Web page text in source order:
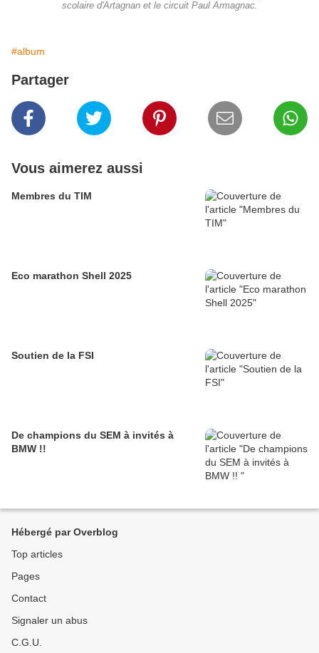
scolaire d'Artagnan et le circuit Paul Armagnac.
#album
Partager
Vous aimerez aussi
Membres du TIM
Eco marathon Shell 2025
Soutien de la FSI
De champions du SEM à invités à
BMW !!
Hébergé par Overblog
Top articles
Pages
Contact
Signaler un abus
C.G.U.